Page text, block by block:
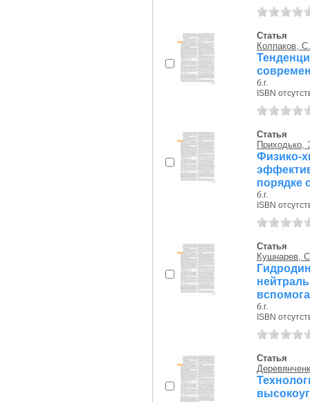
Статья
Колпаков,
б.г.
ISBN
Статья
Приходько,
порядке
б.г.
ISBN
Статья
Кушнарев,
б.г.
ISBN
Статья